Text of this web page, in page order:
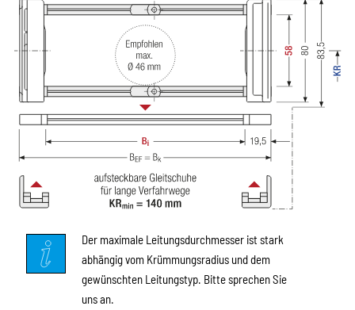
Der maximale Leitungsdurchmesser ist stark
abhängig vom Krümmungsradius und dem
gewünschten Leitungstyp. Bitte sprechen Sie
uns an.